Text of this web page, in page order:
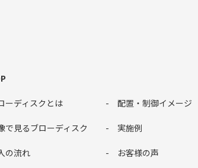
ーディスクとは
で見るブローディスク
の流れ
配置・制御イメージ
実施例
お客様の声